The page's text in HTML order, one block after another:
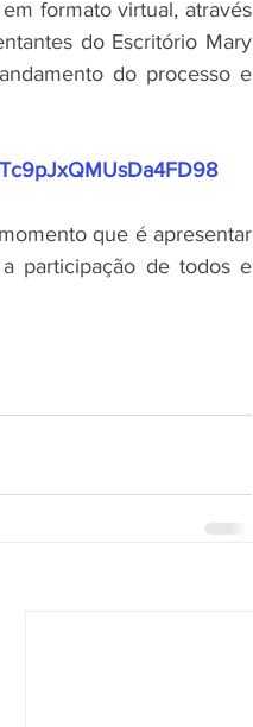
do Escritório Mary
do processo e
participação de todos e